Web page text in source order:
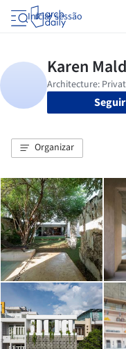
Iniciar sessão
Seguir
Organizar